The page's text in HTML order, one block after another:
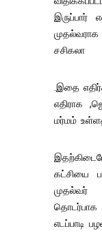
இருப்பார்
சசிகலா
.இதை
எதிராக
மர்மம்
கட்சியை
முதல்வர்
எடப்பாடி